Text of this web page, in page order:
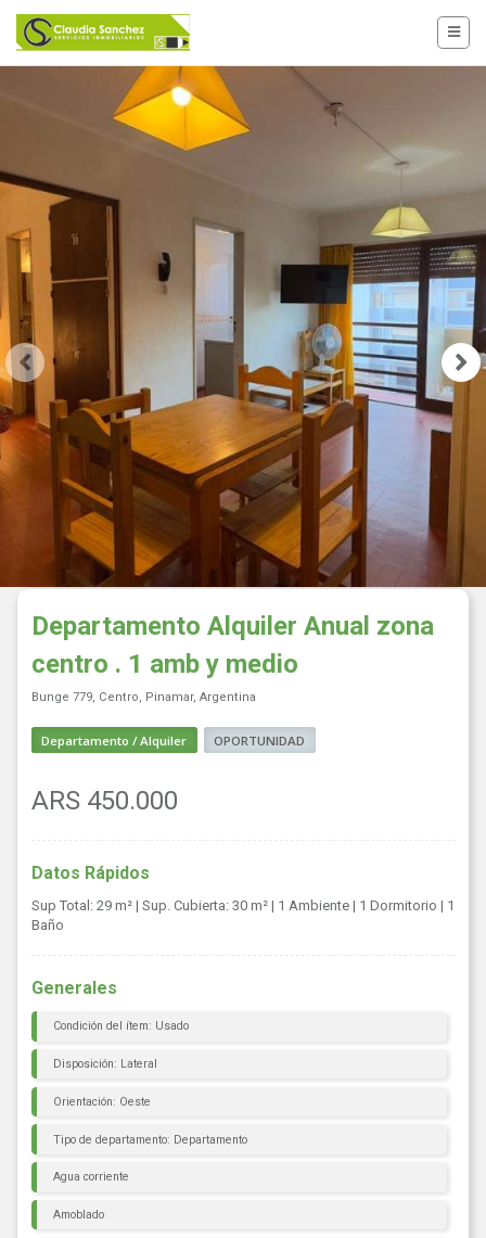
Departamento Alquiler Anual zona
centro . 1 amb y medio
Bunge 779, Centro, Pinamar, Argentina
Departamento / Alquiler OPORTUNIDAD
ARS 450.000
Datos Rápidos
Sup Total: 29 m² | Sup. Cubierta: 30 m² | 1 Ambiente | 1 Dormitorio | 1
Baño
Generales
Condición del ítem: Usado
Disposición: Lateral
Orientación: Oeste
Tipo de departamento: Departamento
Agua corriente
Amoblado